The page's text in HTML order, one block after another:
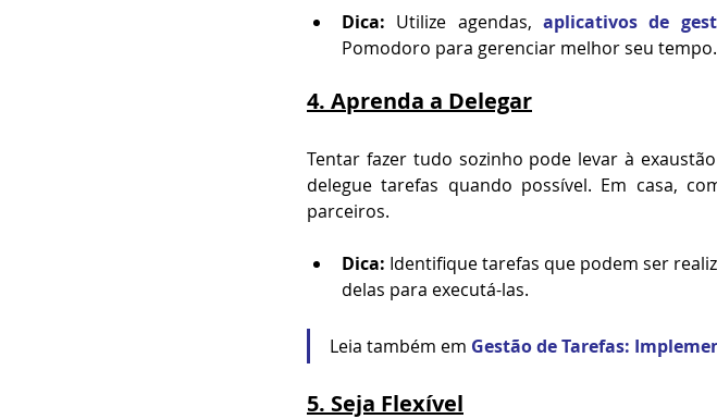
Dica: Utilize agendas, aplicativos de
Pomodoro para gerenciar melhor seu tempo.
4. Aprenda a Delegar
Tentar fazer tudo sozinho pode levar à
delegue tarefas quando possível. Em casa,
parceiros.
Dica: Identifique tarefas que podem ser
delas para executá-las.
Leia também em Gestão de Tarefas:
5. Seja Flexível